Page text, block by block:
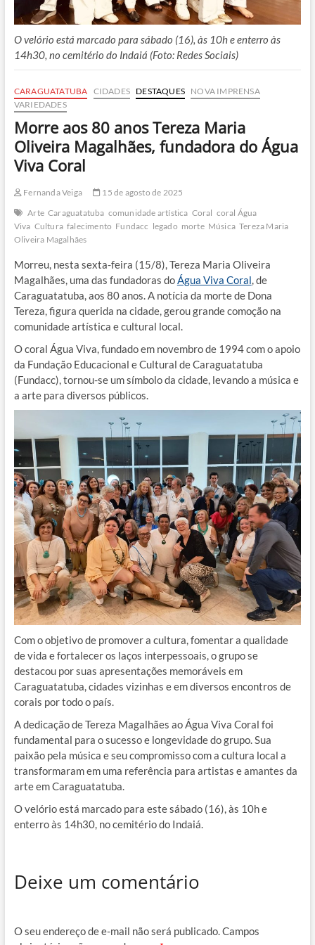
O velório está marcado para sábado (16), às 10h e enterro às
14h30, no cemitério do Indaiá (Foto: Redes Sociais)
CARAGUATATUBA CIDADES DESTAQUES
NOVA IMPRENSA
VARIEDADES
Morre aos 80 anos Tereza Maria
Oliveira Magalhães, fundadora do Água
Viva Coral
Fernanda Veiga
15 de agosto de 2025
Arte Caraguatatuba comunidade artística Coral coral Água
Viva Cultura falecimento Fundacc legado morte Música Tereza Maria
Oliveira Magalhães
Morreu, nesta sexta-feira (15/8), Tereza Maria Oliveira
Magalhães, uma das fundadoras doÁgua Viva Coral, de
Caraguatatuba, aos 80 anos. A notícia da morte de Dona
Tereza, figura querida na cidade, gerou grande comoção na
comunidade artística e cultural local.
O coral Água Viva, fundado em novembro de 1994 com o apoio
da Fundação Educacional e Cultural de Caraguatatuba
(Fundacc), tornou-se um símbolo da cidade, levando a música e
a arte para diversos públicos.
Com o objetivo de promover a cultura, fomentar a qualidade
de vida e fortalecer os laços interpessoais, o grupo se
destacou por suas apresentações memoráveis em
Caraguatatuba, cidades vizinhas e em diversos encontros de
corais por todo o país.
A dedicação de Tereza Magalhães ao Água Viva Coral foi
fundamental para o sucesso e longevidade do grupo. Sua
paixão pela música e seu compromisso com a cultura local a
transformaram em uma referência para artistas e amantes da
arte em Caraguatatuba.
O velório está marcado para este sábado (16), às 10h e
enterro às 14h30, no cemitério do Indaiá.
Deixe um comentário
O seu endereço de e-mail não será publicado.Campos